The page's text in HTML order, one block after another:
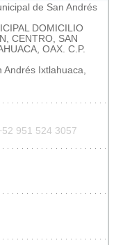
de San Andrés
DOMICILIO
CENTRO, SAN
OAX. C.P.
Andrés Ixtlahuaca,
951 524 3057